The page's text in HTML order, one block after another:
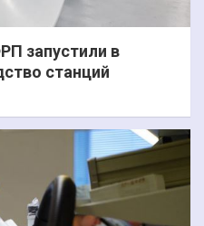
запустили в
станций